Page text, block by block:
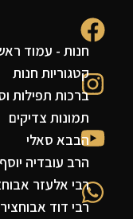
חנות - עמוד
קטגוריות חנות
ברכות תפילות
תמונות צדיקים
הבבא סאלי
הרב עובדיה יוסף
רבי אלעזר
רבי דוד